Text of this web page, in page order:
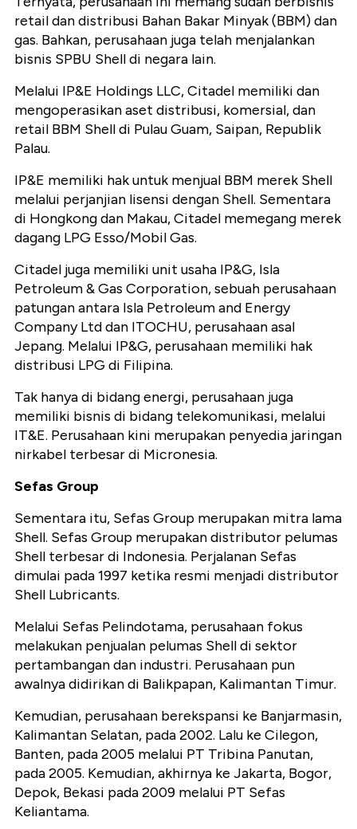
retail dan distribusi Bahan Bakar Minyak (BBM) dan
gas. Bahkan, perusahaan juga telah menjalankan
bisnis SPBU Shell di negara lain.
Melalui IP&E Holdings LLC, Citadel memiliki dan
mengoperasikan aset distribusi, komersial, dan
retail BBM Shell di Pulau Guam, Saipan, Republik
Palau.
IP&E memiliki hak untuk menjual BBM merek Shell
melalui perjanjian lisensi dengan Shell. Sementara
di Hongkong dan Makau, Citadel memegang merek
dagang LPG Esso/Mobil Gas.
Citadel juga memiliki unit usaha IP&G, Isla
Petroleum & Gas Corporation, sebuah perusahaan
patungan antara Isla Petroleum and Energy
Company Ltd dan ITOCHU, perusahaan asal
Jepang. Melalui IP&G, perusahaan memiliki hak
distribusi LPG di Filipina.
Tak hanya di bidang energi, perusahaan juga
memiliki bisnis di bidang telekomunikasi, melalui
IT&E. Perusahaan kini merupakan penyedia jaringan
nirkabel terbesar di Micronesia.
Sefas Group
Sementara itu, Sefas Group merupakan mitra lama
Shell. Sefas Group merupakan distributor pelumas
Shell terbesar di Indonesia. Perjalanan Sefas
dimulai pada 1997 ketika resmi menjadi distributor
Shell Lubricants.
Melalui Sefas Pelindotama, perusahaan fokus
melakukan penjualan pelumas Shell di sektor
pertambangan dan industri. Perusahaan pun
awalnya didirikan di Balikpapan, Kalimantan Timur.
Kemudian, perusahaan berekspansi ke Banjarmasin,
Kalimantan Selatan, pada 2002. Lalu ke Cilegon,
Banten, pada 2005 melalui PT Tribina Panutan,
pada 2005. Kemudian, akhirnya ke Jakarta, Bogor,
Depok, Bekasi pada 2009 melalui PT Sefas
Keliantama.